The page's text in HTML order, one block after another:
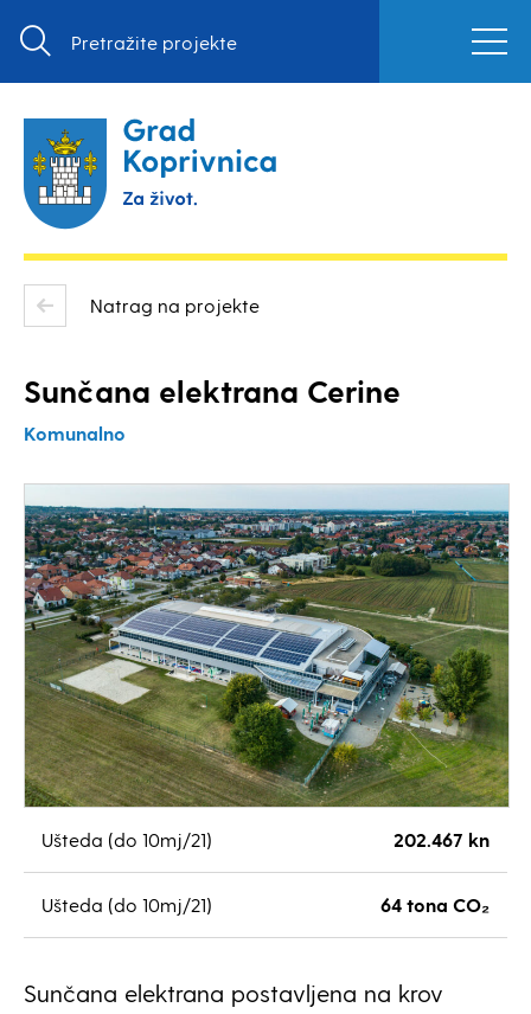
Natrag na projekte
Sunčana elektrana Cerine
Komunalno
Ušteda (do 10mj/21) 202.467 kn
Ušteda (do 10mj/21) 64 tona CO₂
Sunčana elektrana postavljena na krov